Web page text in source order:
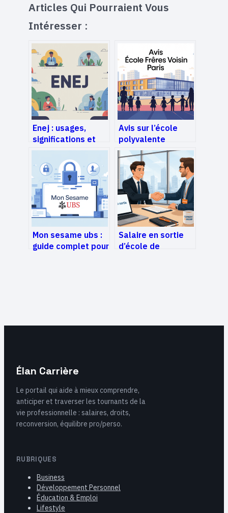
Articles Qui Pourraient Vous
Intéresser :
Enej : usages,
significations et
enjeux autour de
cet acronyme
Avis sur l’école
polyvalente
publique frères
voisin à paris : ce
qu’il faut savoir
Mon sesame ubs :
guide complet pour
Salaire en sortie
d’école de
Élan Carrière
Le portail qui aide à mieux comprendre,
anticiper et traverser les tournants de la
vie professionnelle : salaires, droits,
reconversion, équilibre pro/perso.
RUBRIQUES
Business
Développement Personnel
Éducation & Emploi
Lifestyle